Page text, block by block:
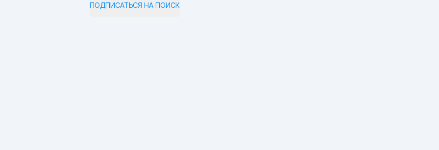
ПОДПИСАТЬСЯ НА ПОИСК